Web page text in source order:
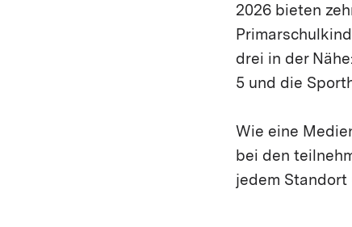
2026 bieten
drei in der
5 und die
Wie eine
bei den
jedem Standort